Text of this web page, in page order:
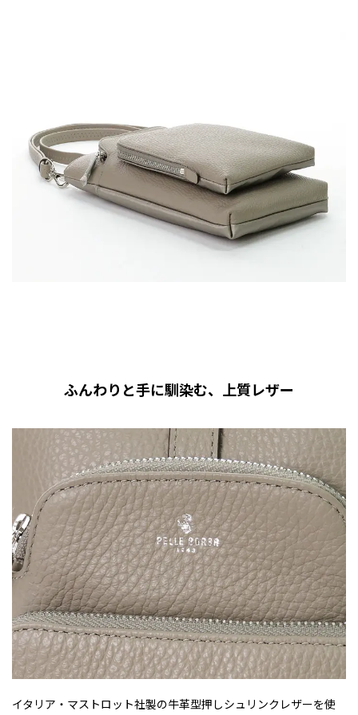
ふんわりと手に馴染む、上質レザー
イタリア・マストロット社製の牛革型押しシュリンクレザーを使